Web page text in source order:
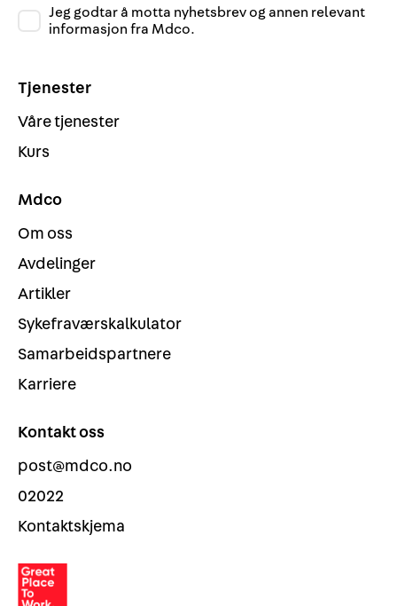
Jeg godtar å motta nyhetsbrev og annen relevant
informasjon fra Mdco.
Tjenester
Våre tjenester
Kurs
Mdco
Om oss
Avdelinger
Artikler
Sykefraværskalkulator
Samarbeidspartnere
Karriere
Kontakt oss
post@mdco.no
02022
Kontaktskjema